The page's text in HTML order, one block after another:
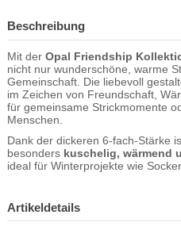
Beschreibung
Mit der Opal Friendship
nicht nur wunderschöne, warme
Gemeinschaft. Die liebevoll
im Zeichen von Freundschaft,
für gemeinsame Strickmomente
Menschen.
Dank der dickeren 6-fach-Stärke
besonders kuschelig, wärmend
ideal für Winterprojekte wie
Artikeldetails